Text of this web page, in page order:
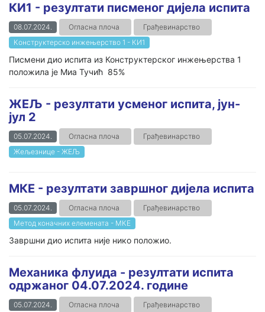
КИ1 - резултати писменог дијела испита
08.07.2024. Огласна плоча
Грађевинарство
Конструктерско инжењерство 1 - КИ1
Писмени дио испита из Конструктерског инжењерства 1
положила је Миа Тучић 85%
ЖЕЉ - резултати усменог испита, јун-
јул 2
05.07.2024. Огласна плоча
Грађевинарство
Жељезнице - ЖЕЉ
МКЕ - резултати завршног дијела испита
05.07.2024. Огласна плоча
Грађевинарство
Метод коначних елемената - МКЕ
Завршни дио испита није нико положио.
Механика флуида - резултати испита
одржаног 04.07.2024. године
05.07.2024. Огласна плоча
Грађевинарство